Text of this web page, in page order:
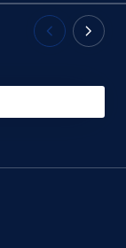
PreviousNext